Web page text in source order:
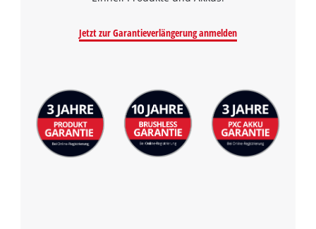
Jetzt zur Garantieverlängerung anmelden